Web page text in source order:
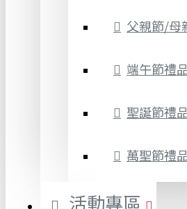
父親節/母
端午節禮
聖誕節禮
萬聖節禮
活動專區